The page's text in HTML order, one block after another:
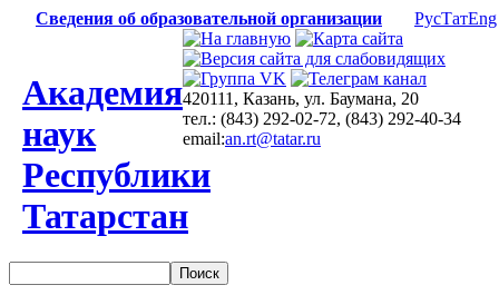
Сведения об образовательной организации РусТатEng
Академия
наук
Республики
Татарстан
420111, Казань, ул. Баумана, 20
тел.: (843) 292-02-72, (843) 292-40-34
email:an.rt@tatar.ru